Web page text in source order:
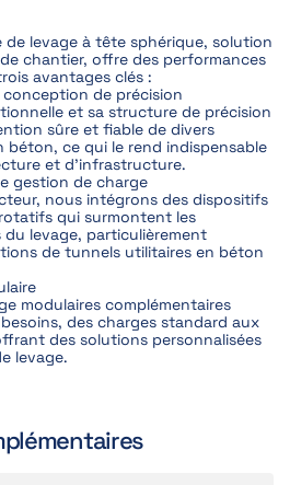
levage à tête sphérique, solution
chantier, offre des performances
avantages clés :
de précision
et sa structure de précision
sûre et fiable de divers
béton, ce qui le rend indispensable
et d'infrastructure.
gestion de charge
nous intégrons des dispositifs
qui surmontent les
levage, particulièrement
de tunnels utilitaires en béton
modulaires complémentaires
des charges standard aux
des solutions personnalisées
levage.